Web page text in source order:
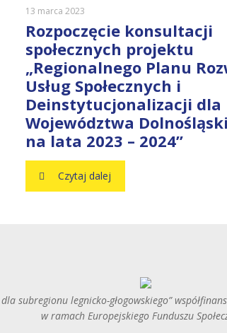
13 marca 2023
Rozpoczęcie konsultacji
społecznych projektu
„Regionalnego Planu
Usług Społecznych i
Deinstytucjonalizacji dla
Województwa
na lata 2023 – 2024”
Czytaj dalej
dla subregionu legnicko-głogowskiego”
w ramach Europejskiego Funduszu